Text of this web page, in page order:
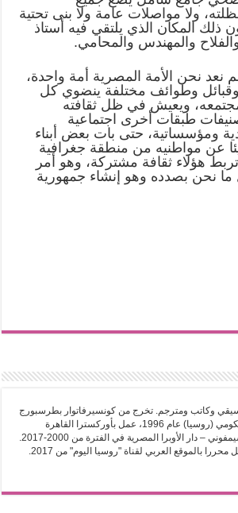
ولا مواصلات عامة ولا بنى تحتية
ذلك المكان الذي يلتقي فيه أستاذ
والمهندس والمحامي.
نعد نحن الأمة المصرية أمة واحدة،
وطوائف مختلفة ينضوي كل
ويعيش في ظل ثقافته
طبقات أخرى اجتماعية
ومؤسساتية، حتى بات بعض أبناء
عن مواطنيه من منطقة جغرافية
هؤلاء ثقافة مشتركة، وهو أمر
نحن بصدده وهو إنشاء جمهورية
وكاتب ومترجم. تخرج من كونسيرفاتوار بطرسبورج
الحكومي (روسيا) عام 1996، عمل بأوركسترا القاهرة
السيمفوني – دار الأوبرا المصرية في الفترة من 2000-2017.
محررا بالموقع العربي لقناة "روسيا اليوم" من 2017.